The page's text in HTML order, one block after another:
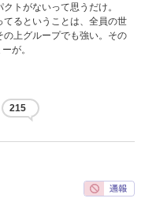
トがないって思うだけ。
るということは、全員の世
上グループでも強い。その
が。
215